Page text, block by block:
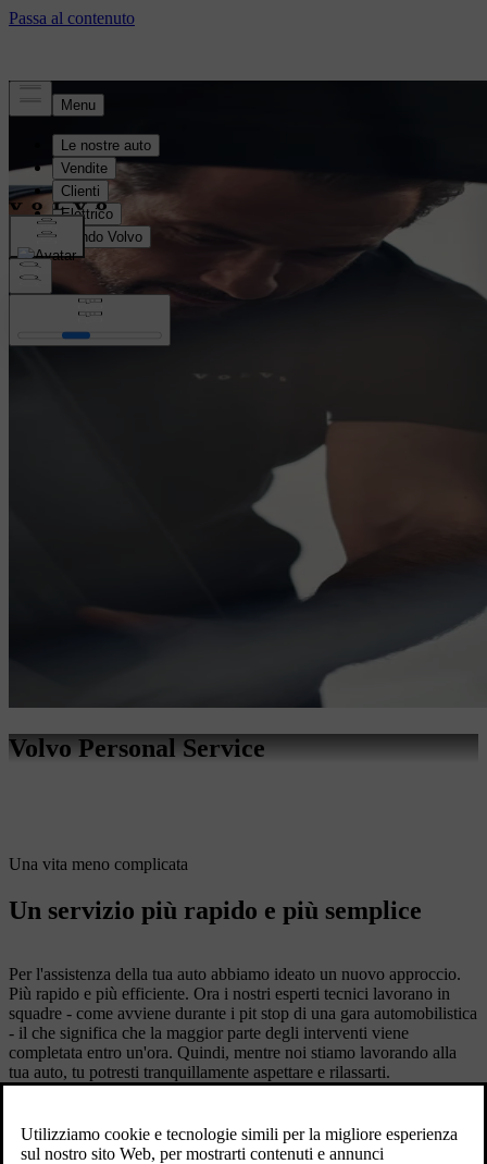
Volvo Personal Service
Una vita meno complicata
Un servizio più rapido e più semplice
Per l'assistenza della tua auto abbiamo ideato un nuovo approccio.
Più rapido e più efficiente. Ora i nostri esperti tecnici lavorano in
squadre - come avviene durante i pit stop di una gara automobilistica
- il che significa che la maggior parte degli interventi viene
completata entro un'ora. Quindi, mentre noi stiamo lavorando alla
tua auto, tu potresti tranquillamente aspettare e rilassarti.